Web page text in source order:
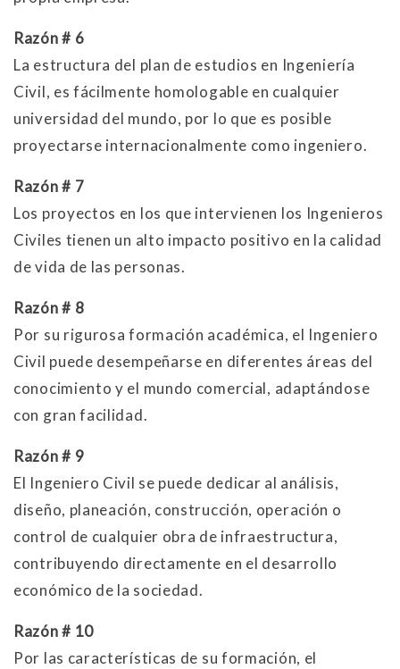
Razón # 6
La estructura del plan de estudios en Ingeniería
Civil, es fácilmente homologable en cualquier
universidad del mundo, por lo que es posible
proyectarse internacionalmente como ingeniero.
Razón # 7
Los proyectos en los que intervienen los Ingenieros
Civiles tienen un alto impacto positivo en la calidad
de vida de las personas.
Razón # 8
Por su rigurosa formación académica, el Ingeniero
Civil puede desempeñarse en diferentes áreas del
conocimiento y el mundo comercial, adaptándose
con gran facilidad.
Razón # 9
El Ingeniero Civil se puede dedicar al análisis,
diseño, planeación, construcción, operación o
control de cualquier obra de infraestructura,
contribuyendo directamente en el desarrollo
económico de la sociedad.
Razón # 10
Por las características de su formación, el